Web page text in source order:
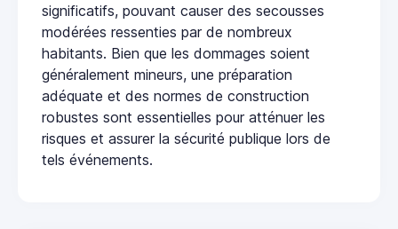
significatifs, pouvant causer des secousses
modérées ressenties par de nombreux
habitants. Bien que les dommages soient
généralement mineurs, une préparation
adéquate et des normes de construction
robustes sont essentielles pour atténuer les
risques et assurer la sécurité publique lors de
tels événements.